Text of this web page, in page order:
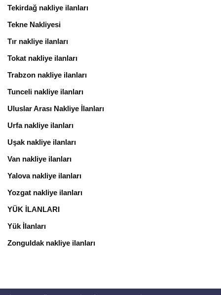
Tekirdağ nakliye ilanları
Tekne Nakliyesi
Tır nakliye ilanları
Tokat nakliye ilanları
Trabzon nakliye ilanları
Tunceli nakliye ilanları
Uluslar Arası Nakliye İlanları
Urfa nakliye ilanları
Uşak nakliye ilanları
Van nakliye ilanları
Yalova nakliye ilanları
Yozgat nakliye ilanları
YÜK İLANLARI
Yük İlanları
Zonguldak nakliye ilanları